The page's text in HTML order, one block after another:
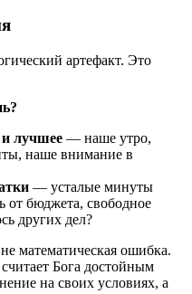
артефакт. Это
и лучшее — наше утро,
наше внимание в
— усталые минуты
от бюджета, свободное
других дел?
математическая ошибка.
считает Бога достойным
на своих условиях, а